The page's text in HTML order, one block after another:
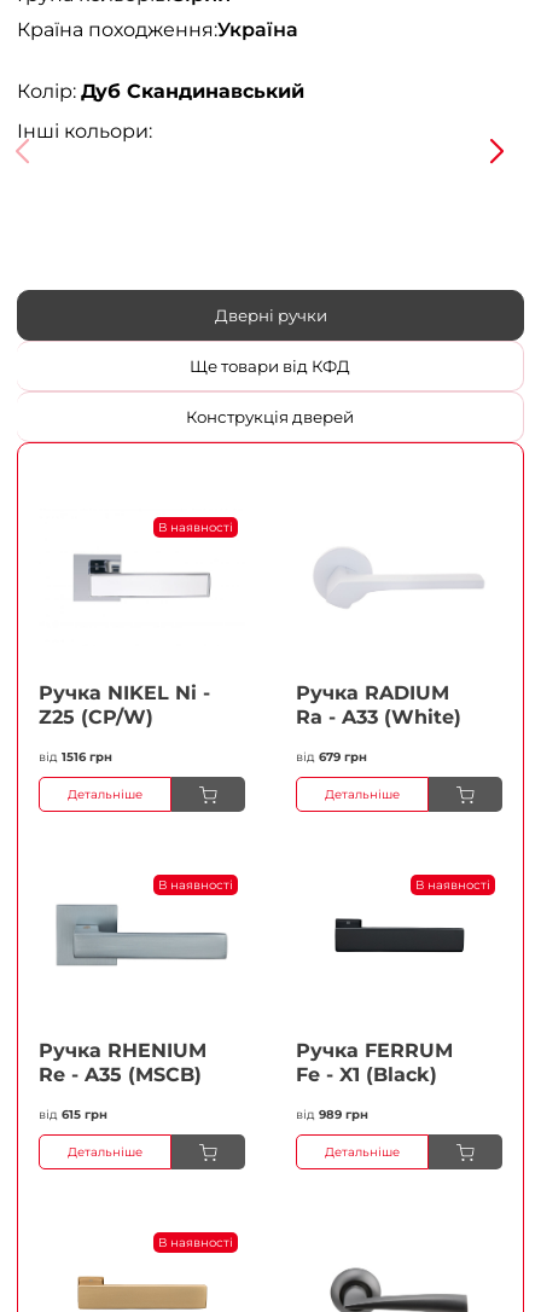
Країна походження:Україна
Колір: Дуб Скандинавський
Інші кольори:
Дверні ручки
Ще товари від КФД
Конструкція дверей
В наявності
Ручка NIKEL Ni -
Z25 (CP/W)
від 1516 грн
Детальніше
Ручка RADIUM
Ra - A33 (White)
від 679 грн
Детальніше
В наявності
Ручка RHENIUM
Re - A35 (MSCB)
від 615 грн
Детальніше
В наявності
Ручка FERRUМ
Fe - X1 (Black)
від 989 грн
Детальніше
В наявності